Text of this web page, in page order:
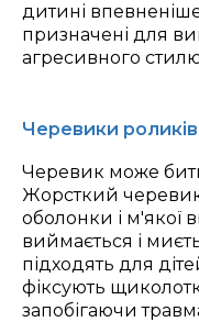
дитині
призначені для
агресивного
Черевики роликів
Черевик може
Жорсткий черевик
оболонки і м'якої
виймається і
підходять для
фіксують
запобігаючи травм